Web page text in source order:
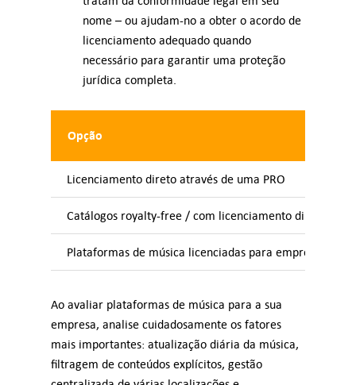
nome – ou ajudam-no a obter o acordo de
licenciamento adequado quando
necessário para garantir uma proteção
jurídica completa.
Opção
Licenciamento direto através de uma PRO
Catálogos royalty-free / com licenciamento direto
Plataformas de música licenciadas para empresas
Ao avaliar plataformas de música para a sua
empresa, analise cuidadosamente os fatores
mais importantes: atualização diária da música,
filtragem de conteúdos explícitos, gestão